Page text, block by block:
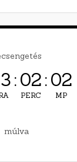
: 02
PERC
: 01
MP
múlva